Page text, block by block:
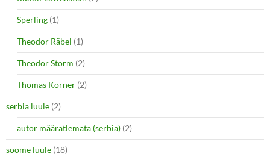
Sperling (1)
Theodor Räbel (1)
Theodor Storm (2)
Thomas Körner (2)
serbia luule (2)
autor määratlemata (serbia) (2)
soome luule (18)